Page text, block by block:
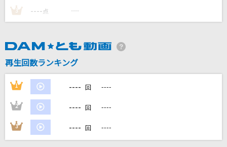
[生音]青と夏
しぐれの酒場
DAMの新曲・ランキングなど
3 ---- 点 ----
再生回数ランキング
1 ---- 回 ----
2 ---- 回 ----
3 ---- 回 ----